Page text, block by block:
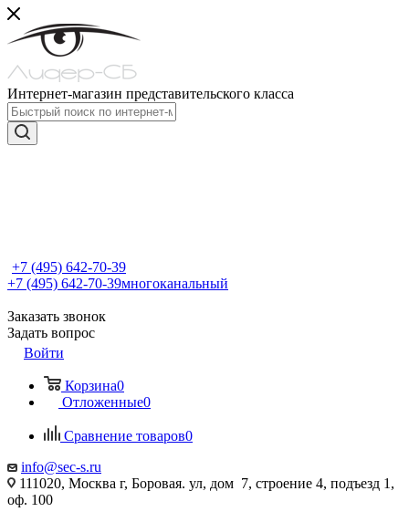
Интернет-магазин представительского класса
+7 (495) 642-70-39
+7 (495) 642-70-39многоканальный
Заказать звонок
Задать вопрос
Войти
Корзина0
Отложенные0
Сравнение товаров0
info@sec-s.ru
111020, Москва г, Боровая. ул, дом 7, строение 4, подъезд 1,
оф. 100